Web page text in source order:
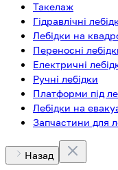
Такелаж
Гідравлічні
Лебідки на
Переносні
Електричні
Ручні лебідки
Платформи під
Лебідки на
Запчастини для
Назад